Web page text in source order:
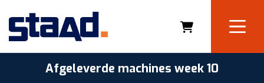
Afgeleverde machines week 10